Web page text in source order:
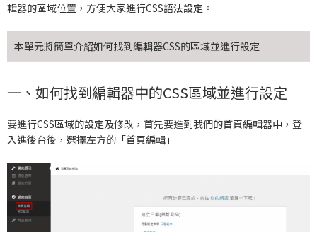
輯器的區域位置，方便大家進行CSS語法設定。
本單元將簡單介紹如何找到編輯器CSS的區域並進行設定
一、如何找到編輯器中的CSS區域並進行設定
要進行CSS區域的設定及修改，首先要進到我們的首頁編輯器中，登
入進後台後，選擇左方的「首頁編輯」